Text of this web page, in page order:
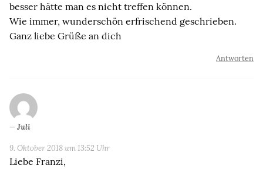
besser hätte man es nicht treffen können.
Wie immer, wunderschön erfrischend geschrieben.
Ganz liebe Grüße an dich
Antworten
Juli
9. Oktober 2018 um 13:52 Uhr
Liebe Franzi,